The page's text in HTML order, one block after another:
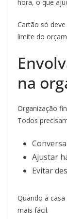
hora, o que
Cartão só
limite do
na
Organização
Todos
Ajustar
Evitar
Quando a
mais fácil.